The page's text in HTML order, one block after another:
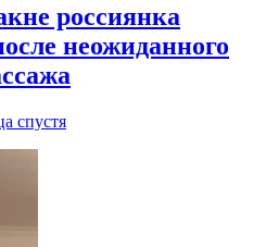
россиянка
неожиданного
спустя